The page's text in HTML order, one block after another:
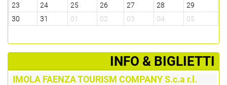
23
24 25 26 27 28
29
30
31 01 02 03 04 05
­INFO & BIGLIETTI
IMOLA FAENZA TOURISM COMPANY S.c.a r.l.